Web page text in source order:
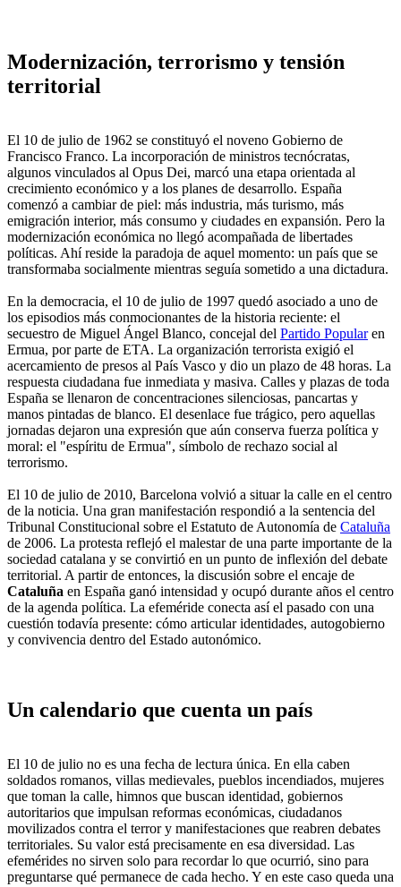
Modernización, terrorismo y tensión
territorial
El 10 de julio de 1962 se constituyó el noveno Gobierno de
Francisco Franco. La incorporación de ministros tecnócratas,
algunos vinculados al Opus Dei, marcó una etapa orientada al
crecimiento económico y a los planes de desarrollo. España
comenzó a cambiar de piel: más industria, más turismo, más
emigración interior, más consumo y ciudades en expansión. Pero la
modernización económica no llegó acompañada de libertades
políticas. Ahí reside la paradoja de aquel momento: un país que se
transformaba socialmente mientras seguía sometido a una dictadura.
En la democracia, el 10 de julio de 1997 quedó asociado a uno de
los episodios más conmocionantes de la historia reciente: el
secuestro de Miguel Ángel Blanco, concejal del Partido Popularen
Ermua, por parte de ETA. La organización terrorista exigió el
acercamiento de presos al País Vasco y dio un plazo de 48 horas. La
respuesta ciudadana fue inmediata y masiva. Calles y plazas de toda
España se llenaron de concentraciones silenciosas, pancartas y
manos pintadas de blanco. El desenlace fue trágico, pero aquellas
jornadas dejaron una expresión que aún conserva fuerza política y
moral: el "espíritu de Ermua", símbolo de rechazo social al
terrorismo.
El 10 de julio de 2010, Barcelona volvió a situar la calle en el centro
de la noticia. Una gran manifestación respondió a la sentencia del
Tribunal Constitucional sobre el Estatuto de Autonomía de Cataluña
de 2006. La protesta reflejó el malestar de una parte importante de la
sociedad catalana y se convirtió en un punto de inflexión del debate
territorial. A partir de entonces, la discusión sobre el encaje de
Cataluña en España ganó intensidad y ocupó durante años el centro
de la agenda política. La efeméride conecta así el pasado con una
cuestión todavía presente: cómo articular identidades, autogobierno
y convivencia dentro del Estado autonómico.
Un calendario que cuenta un país
El 10 de julio no es una fecha de lectura única. En ella caben
soldados romanos, villas medievales, pueblos incendiados, mujeres
que toman la calle, himnos que buscan identidad, gobiernos
autoritarios que impulsan reformas económicas, ciudadanos
movilizados contra el terror y manifestaciones que reabren debates
territoriales. Su valor está precisamente en esa diversidad. Las
efemérides no sirven solo para recordar lo que ocurrió, sino para
preguntarse qué permanece de cada hecho. Y en este caso queda una